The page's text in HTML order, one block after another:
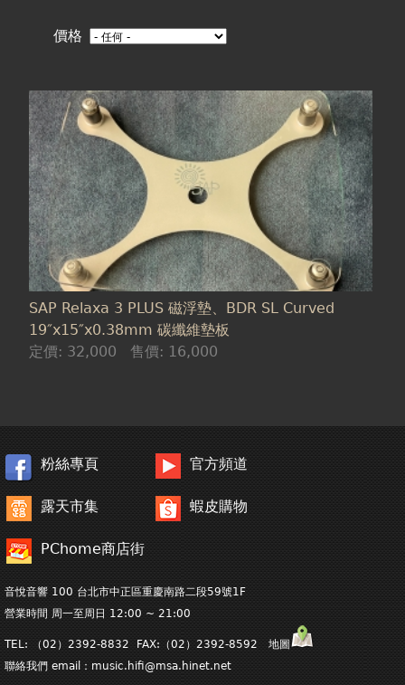
價格
SAP Relaxa 3 PLUS 磁浮墊、BDR SL Curved
19″x15″x0.38mm 碳纖維墊板
定價: 32,000 售價: 16,000
粉絲專頁 官方頻道
露天市集 蝦皮購物
PChome商店街
音悅音響 100 台北市中正區重慶南路二段59號1F
營業時間 周一至周日 12:00 ~ 21:00
TEL: （02）2392-8832 FAX:（02）2392-8592 地圖
聯絡我們 email： music.hifi@msa.hinet.net